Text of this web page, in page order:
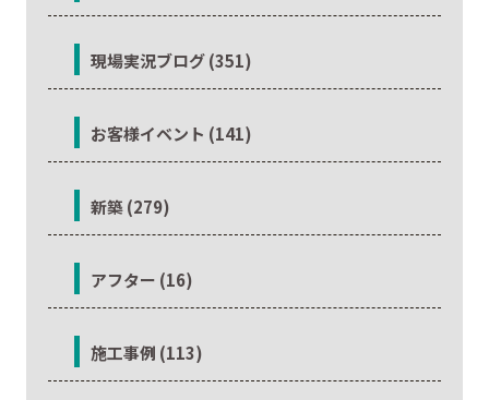
現場実況ブログ (351)
お客様イベント (141)
新築 (279)
アフター (16)
施工事例 (113)